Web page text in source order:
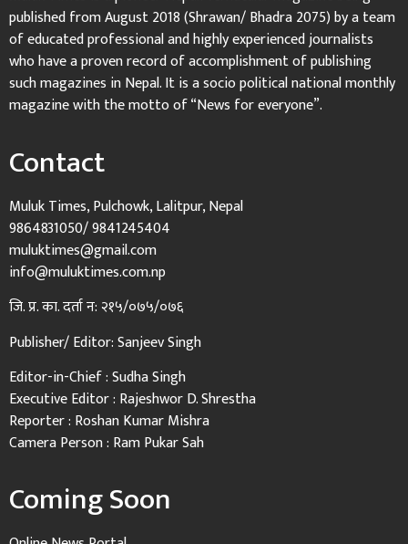
published from August 2018 (Shrawan/ Bhadra 2075) by a team
of educated professional and highly experienced journalists
who have a proven record of accomplishment of publishing
such magazines in Nepal. It is a socio political national monthly
magazine with the motto of “News for everyone”.
Contact
Muluk Times, Pulchowk, Lalitpur, Nepal
9864831050/ 9841245404
muluktimes@gmail.com
info@muluktimes.com.np
जि. प्र. का. दर्ता न: २१५/०७५/०७६
Publisher/ Editor: Sanjeev Singh
Editor-in-Chief : Sudha Singh
Executive Editor : Rajeshwor D. Shrestha
Reporter : Roshan Kumar Mishra
Camera Person : Ram Pukar Sah
Coming Soon